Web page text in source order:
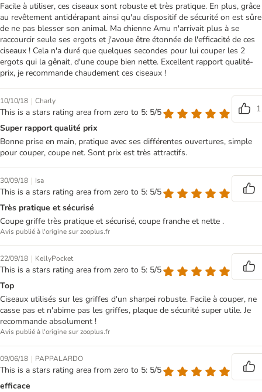
Facile à utiliser, ces ciseaux sont robuste et très pratique. En plus, grâce
au revêtement antidérapant ainsi qu'au dispositif de sécurité on est sûre
de ne pas blesser son animal. Ma chienne Amu n'arrivait plus à se
raccourcir seule ses ergots et j'avoue être étonnée de l'efficacité de ces
ciseaux ! Cela n'a duré que quelques secondes pour lui couper les 2
ergots qui la gênait, d'une coupe bien nette. Excellent rapport qualité-
prix, je recommande chaudement ces ciseaux !
10/10/18 | Charly
This is a stars rating area from zero to 5: 5/5
1
Super rapport qualité prix
Bonne prise en main, pratique avec ses différentes ouvertures, simple
pour couper, coupe net. Sont prix est très attractifs.
30/09/18 | Isa
This is a stars rating area from zero to 5: 5/5
Très pratique et sécurisé
Coupe griffe très pratique et sécurisé, coupe franche et nette .
Avis publié à l'origine sur zooplus.fr
22/09/18 | KellyPocket
This is a stars rating area from zero to 5: 5/5
Top
Ciseaux utilisés sur les griffes d'un sharpei robuste. Facile à couper, ne
casse pas et n'abime pas les griffes, plaque de sécurité super utile. Je
recommande absolument !
Avis publié à l'origine sur zooplus.fr
09/06/18 | PAPPALARDO
This is a stars rating area from zero to 5: 5/5
efficace